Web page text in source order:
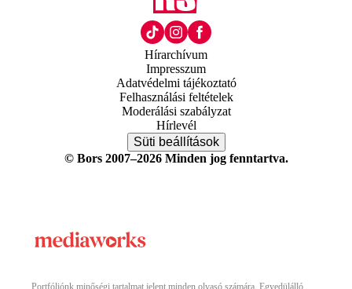
Hírarchívum
Impresszum
Adatvédelmi tájékoztató
Felhasználási feltételek
Moderálási szabályzat
Hírlevél
Süti beállítások
© Bors 2007–2026 Minden jog fenntartva.
Portfóliónk minőségi tartalmat jelent minden olvasó számára. Egyedülálló